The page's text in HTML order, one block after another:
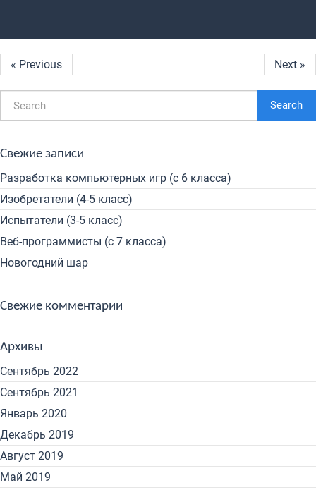
« Previous Next »
Search
Свежие записи
Разработка компьютерных игр (с 6 класса)
Изобретатели (4-5 класс)
Испытатели (3-5 класс)
Веб-программисты (с 7 класса)
Новогодний шар
Свежие комментарии
Архивы
Сентябрь 2022
Сентябрь 2021
Январь 2020
Декабрь 2019
Август 2019
Май 2019